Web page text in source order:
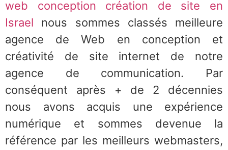
web conception création de site en
Israel nous sommes classés meilleure
agence de Web en conception et
créativité de site internet de notre
agence de communication. Par
conséquent après + de 2 décennies
nous avons acquis une expérience
numérique et sommes devenue la
référence par les meilleurs webmasters,